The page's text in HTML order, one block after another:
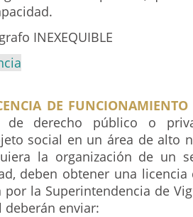
INEXEQUIBLE
DE FUNCIONAMIENTO
de derecho público o
social en un área de alto
la organización de un
deben obtener una
la Superintendencia de
deberán enviar: